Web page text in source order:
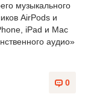
музыкального
AirPods и
iPad и Mac
аудио»
0